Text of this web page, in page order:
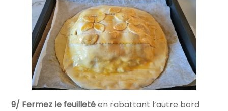
9/ Fermez le feuilletéen rabattant l’autre bord